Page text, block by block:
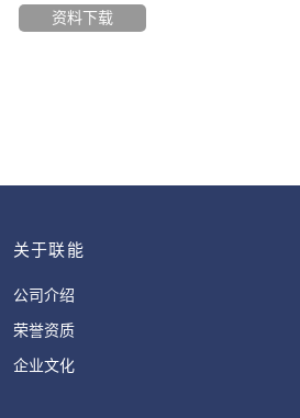
资料下载
关于联能
公司介绍
荣誉资质
企业文化